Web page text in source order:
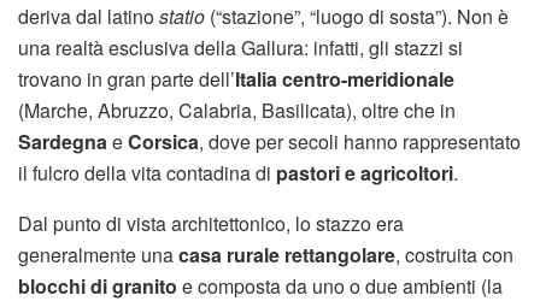
deriva dal latinostatio (“stazione”, “luogo di sosta”). Non è
una realtà esclusiva della Gallura: infatti, gli stazzi si
trovano in gran parte dell’Italia centro-meridionale
(Marche, Abruzzo, Calabria, Basilicata), oltre che in
SardegnaeCorsica, dove per secoli hanno rappresentato
il fulcro della vita contadina di pastori e agricoltori.
Dal punto di vista architettonico, lo stazzo era
generalmente unacasa rurale rettangolare, costruita con
blocchi di granito e composta da uno o due ambienti (la